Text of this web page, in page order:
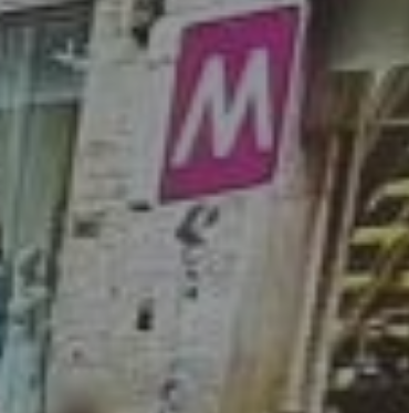
to search or ESC to close